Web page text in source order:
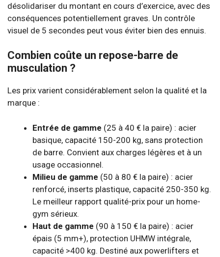
désolidariser du montant en cours d’exercice, avec des
conséquences potentiellement graves. Un contrôle
visuel de 5 secondes peut vous éviter bien des ennuis.
Combien coûte un repose-barre de
musculation ?
Les prix varient considérablement selon la qualité et la
marque :
Entrée de gamme (25 à 40 € la paire) : acier
basique, capacité 150-200 kg, sans protection
de barre. Convient aux charges légères et à un
usage occasionnel.
Milieu de gamme (50 à 80 € la paire) : acier
renforcé, inserts plastique, capacité 250-350 kg.
Le meilleur rapport qualité-prix pour un home-
gym sérieux.
Haut de gamme (90 à 150 € la paire) : acier
épais (5 mm+), protection UHMW intégrale,
capacité >400 kg. Destiné aux powerlifters et